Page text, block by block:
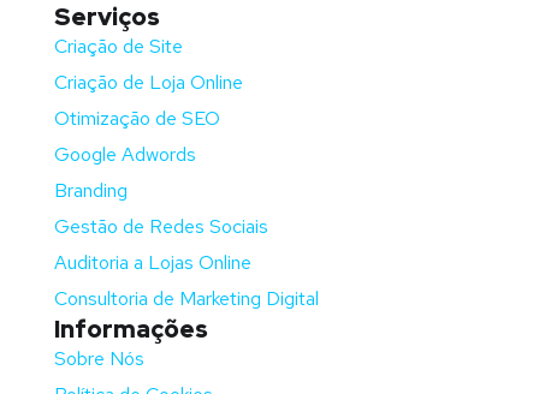
Serviços
Criação de Site
Criação de Loja Online
Otimização de SEO
Google Adwords
Branding
Gestão de Redes Sociais
Auditoria a Lojas Online
Consultoria de Marketing Digital
Informações
Sobre Nós